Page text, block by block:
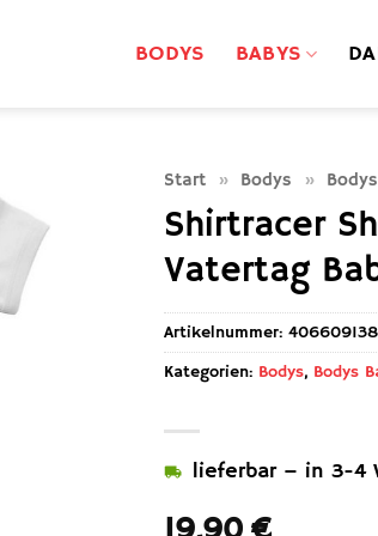
BODYS BABYS
Start » Bodys »
Shirtracer
Vatertag
lieferbar – in 3-4
Artikelnummer:
Kategorien: Bodys, Bodys